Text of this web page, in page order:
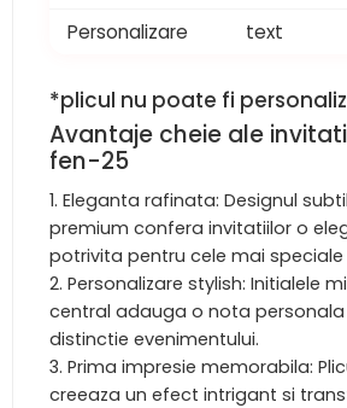
Personalizare
text
*plicul nu poate fi
Avantaje cheie ale
fen-25
Eleganta rafinata: Designul
premium confera invitatiilor o
potrivita pentru cele mai speciale
Personalizare stylish: Initialele
central adauga o nota personala
distinctie evenimentului.
Prima impresie memorabila:
creeaza un efect intrigant si